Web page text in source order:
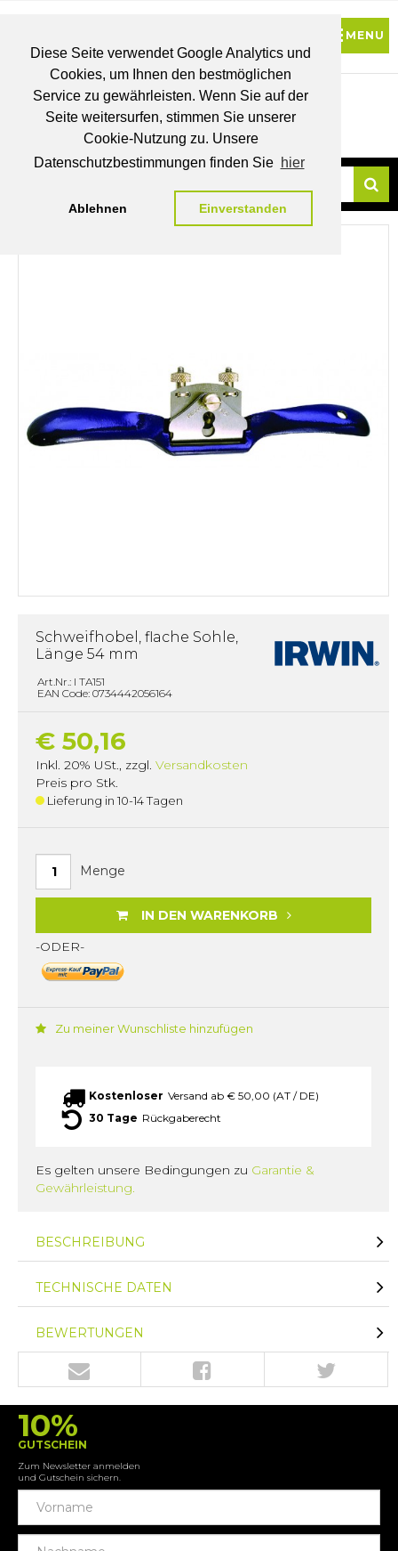
Diese Seite verwendet Google Analytics und
Cookies, um Ihnen den bestmöglichen
Service zu gewährleisten. Wenn Sie auf der
Seite weitersurfen, stimmen Sie unserer
Cookie-Nutzung zu. Unsere
Datenschutzbestimmungen finden Sie hier
Ablehnen Einverstanden
BRUTTO
PREISE
MEIN
WUNSCHLISTE
Schweifhobel, flache Sohle,
Länge 54 mm
Art.Nr.: I TA151
EAN Code: 0734442056164
€ 50,16
Inkl. 20% USt., zzgl. Versandkosten
Preis pro Stk.
Lieferung in 10-14 Tagen
Menge
IN DEN WARENKORB
-ODER-
Zu meiner Wunschliste hinzufügen
Kostenloser Versand ab € 50,00 (AT / DE)
30 Tage Rückgaberecht
Es gelten unsere Bedingungen zu Garantie &
Gewährleistung.
BESCHREIBUNG
TECHNISCHE DATEN
BEWERTUNGEN
10%
GUTSCHEIN
Zum Newsletter anmelden
und Gutschein sichern.